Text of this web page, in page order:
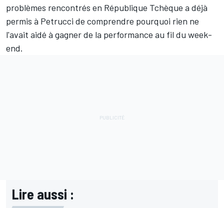
problèmes rencontrés en République Tchèque a déjà
permis à Petrucci de comprendre pourquoi rien ne
l'avait aidé à gagner de la performance au fil du week-
end.
Lire aussi :